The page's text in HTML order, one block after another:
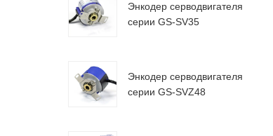
Энкодер серводвигателя
серии GS-SV35
Энкодер серводвигателя
серии GS-SVZ48